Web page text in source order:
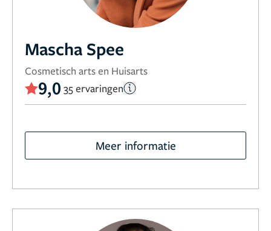
Mascha Spee
Cosmetisch arts en Huisarts
9,0 35 ervaringen
Meer informatie